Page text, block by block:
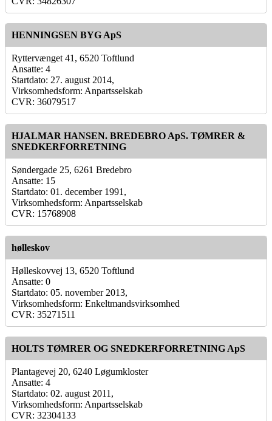
HENNINGSEN BYG ApS
Ryttervænget 41, 6520 Toftlund
Ansatte: 4
Startdato: 27. august 2014,
Virksomhedsform: Anpartsselskab
CVR: 36079517
HJALMAR HANSEN. BREDEBRO ApS. TØMRER &
SNEDKERFORRETNING
Søndergade 25, 6261 Bredebro
Ansatte: 15
Startdato: 01. december 1991,
Virksomhedsform: Anpartsselskab
CVR: 15768908
hølleskov
Hølleskovvej 13, 6520 Toftlund
Ansatte: 0
Startdato: 05. november 2013,
Virksomhedsform: Enkeltmandsvirksomhed
CVR: 35271511
HOLTS TØMRER OG SNEDKERFORRETNING ApS
Plantagevej 20, 6240 Løgumkloster
Ansatte: 4
Startdato: 02. august 2011,
Virksomhedsform: Anpartsselskab
CVR: 32304133